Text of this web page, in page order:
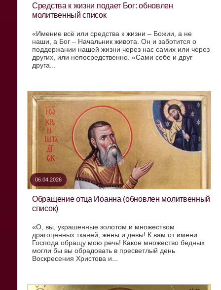
Средства к жизни подает Бог: обновлен
молитвенный список
«Имение всё или средства к жизни – Божии, а не
наши, а Бог – Начальник живота. Он и заботится о
поддержании нашей жизни через нас самих или через
других, или непосредственно. «Сами себе и друг
друга...
06.04.2026
Обращение отца Иоанна (обновлен молитвенный
список)
«О, вы, украшенные золотом и множеством
драгоценных тканей, жены и девы! К вам от имени
Господа обращу мою речь! Какое множество бедных
могли бы вы обрадовать в пресветлый день
Воскресения Христова и...